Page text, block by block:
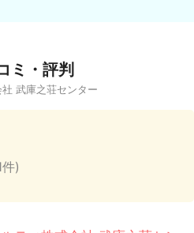
ミ・評判
武庫之荘センター
件)